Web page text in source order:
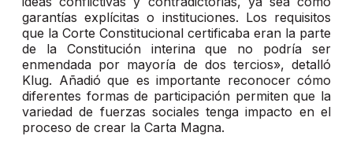
garantías explícitas o instituciones. Los requisitos
que la Corte Constitucional certificaba eran la parte
de la Constitución interina que no podría ser
enmendada por mayoría de dos tercios», detalló
Klug. Añadió que es importante reconocer cómo
diferentes formas de participación permiten que la
variedad de fuerzas sociales tenga impacto en el
proceso de crear la Carta Magna.